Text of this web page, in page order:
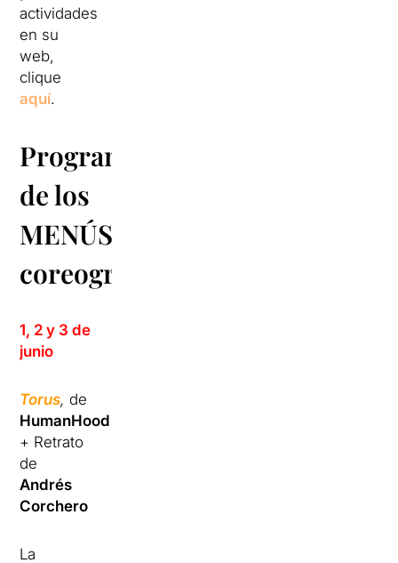
actividades
en su
web,
clique
aquí.
Programación
de los
MENÚS
coreográfico
1, 2 y 3 de
junio
Torus,de
HumanHood
+ Retrato
de
Andrés
Corchero
La